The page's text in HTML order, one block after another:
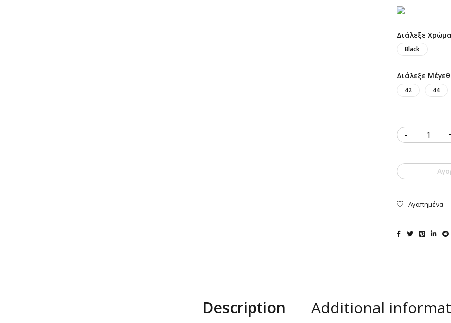
Διάλεξε
Black
Διάλεξε
42 44
Description Additional